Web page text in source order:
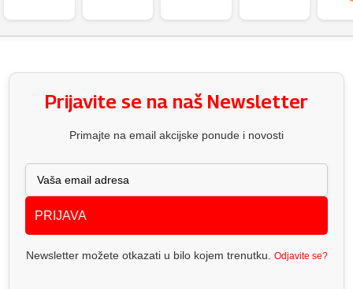
Prijavite se na naš Newsletter
Primajte na email akcijske ponude i novosti
PRIJAVA
Newsletter možete otkazati u bilo kojem trenutku. Odjavite se?